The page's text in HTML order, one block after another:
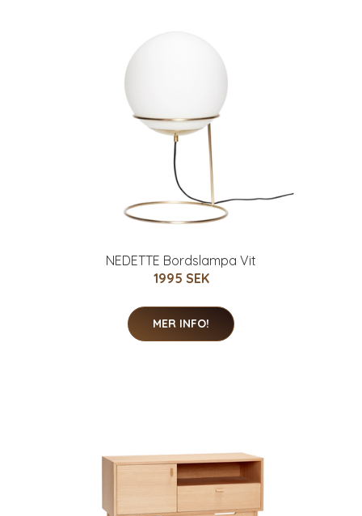
NEDETTE Bordslampa Vit
1995 SEK
MER INFO!